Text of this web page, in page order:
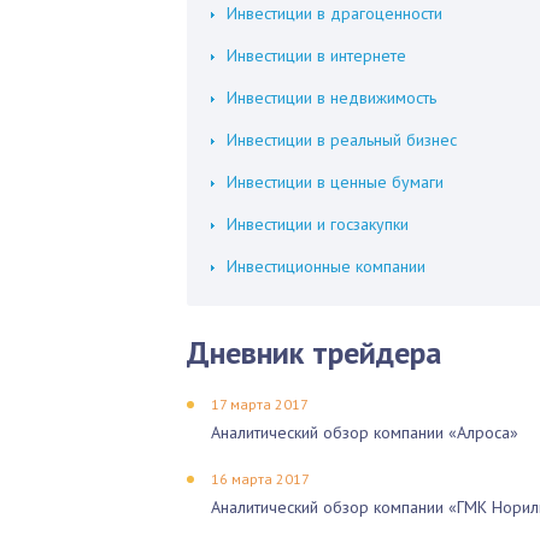
Инвестиции в драгоценности
Инвестиции в интернете
Инвестиции в недвижимость
Инвестиции в реальный бизнес
Инвестиции в ценные бумаги
Инвестиции и госзакупки
Инвестиционные компании
Дневник трейдера
17 марта 2017
Аналитический обзор компании «Алроса»
16 марта 2017
Аналитический обзор компании «ГМК